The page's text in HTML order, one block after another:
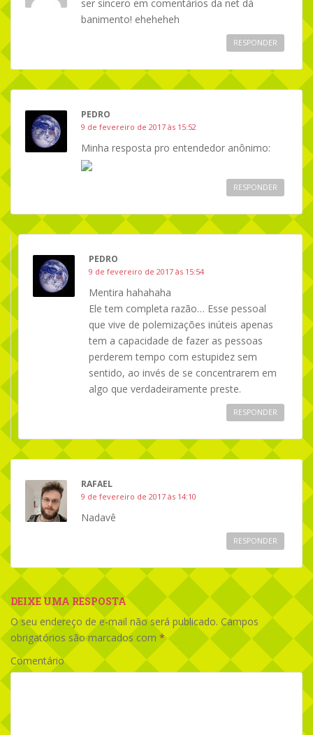
ser sincero em comentários da net dá
banimento! eheheheh
RESPONDER
PEDRO
9 de fevereiro de 2017 às 15:52
Minha resposta pro entendedor anônimo:
RESPONDER
PEDRO
9 de fevereiro de 2017 às 15:54
Mentira hahahaha
Ele tem completa razão… Esse pessoal
que vive de polemizações inúteis apenas
tem a capacidade de fazer as pessoas
perderem tempo com estupidez sem
sentido, ao invés de se concentrarem em
algo que verdadeiramente preste.
RESPONDER
RAFAEL
9 de fevereiro de 2017 às 14:10
Nadavê
RESPONDER
DEIXE UMA RESPOSTA
O seu endereço de e-mail não será publicado. Campos
obrigatórios são marcados com *
Comentário